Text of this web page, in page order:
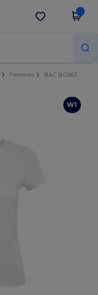
Obtenir l'appli
Femmes B&C BC063
W1